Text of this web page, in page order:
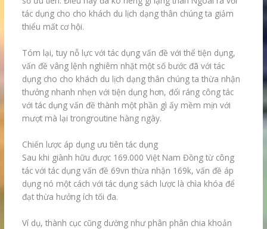
tác dụng cho cho khách du lịch dạng thân chúng ta giảm
thiểu mất cơ hội.
Tóm lại, tuy nỗ lực với tác dụng vấn đề với thể tiện dụng,
vấn đề vâng lệnh nghiêm nhặt một số bước đã với tác
dụng cho cho khách du lịch dạng thân chúng ta thừa nhận
thưởng nhanh nhẹn với tiện dụng hơn, đổi ráng công tác
với tác dụng vấn đề thành một phần gì ấy mềm mịn với
mượt mà lại trongroutine hàng ngày.
Chiến lược áp dụng ưu tiên tác dụng
Sau khi giành hữu được 169.000 Việt Nam Đồng từ công
tác với tác dụng vấn đề 69vn thừa nhận 169k, vấn đề áp
dụng nó một cách với tác dụng sách lược là chìa khóa để
đạt thừa hưởng ích tối đa.
Ví dụ, thành cục cũng dường như phân phân chia khoản